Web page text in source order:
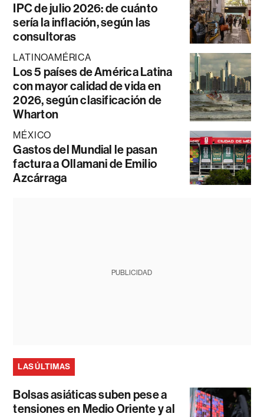
IPC de julio 2026: de cuánto
sería la inflación, según las
consultoras
LATINOAMÉRICA
Los 5 países de América Latina
con mayor calidad de vida en
2026, según clasificación de
Wharton
MÉXICO
Gastos del Mundial le pasan
factura a Ollamani de Emilio
Azcárraga
PUBLICIDAD
LAS ÚLTIMAS
Bolsas asiáticas suben pese a
tensiones en Medio Oriente y al